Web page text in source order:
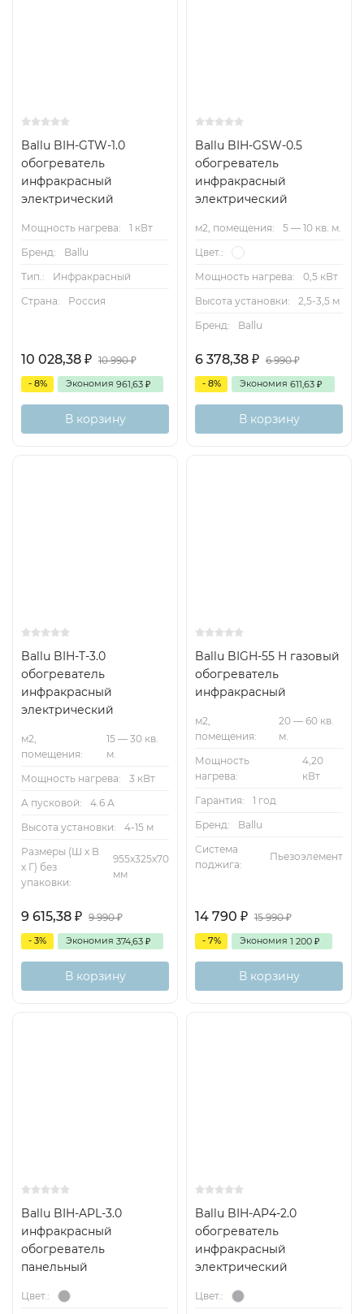
Ballu BIH-GTW-1.0
обогреватель
инфракрасный
электрический
Мощность нагрева:
1 кВт
Бренд:
Ballu
Тип.:
Инфракрасный
Страна:
Россия
10 028,38 ₽ 10 990₽
- 8% Экономия 961,63 ₽
В корзину
Ballu BIH-GSW-0.5
обогреватель
инфракрасный
электрический
м2, помещения: 5 — 10 кв. м.
Цвет.:
Мощность нагрева:
0,5 кВт
Высота установки:
2,5-3,5 м
Бренд:
Ballu
6 378,38 ₽ 6 990₽
- 8% Экономия 611,63 ₽
В корзину
Ballu BIH-T-3.0
обогреватель
инфракрасный
электрический
м2,
помещения:
15 — 30 кв.
м.
Мощность нагрева:
3 кВт
A пусковой:
4.6 А
Высота установки:
4-15 м
Размеры (Ш х В
х Г) без
упаковки:
955х325х70
мм
9 615,38 ₽ 9 990₽
- 3% Экономия 374,63 ₽
В корзину
Ballu BIGH-55 H газовый
обогреватель
инфракрасный
м2,
помещения:
20 — 60 кв.
м.
Мощность
нагрева:
4,20
кВт
Гарантия:
1 год
Бренд:
Ballu
Система
поджига:
Пьезоэлемент
14 790 ₽ 15 990₽
- 7% Экономия 1 200 ₽
В корзину
Ballu BIH-APL-3.0
инфракрасный
обогреватель
панельный
Цвет.:
Ballu BIH-AP4-2.0
обогреватель
инфракрасный
электрический
Цвет.: